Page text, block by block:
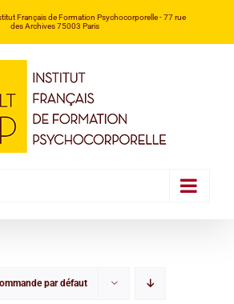
Français de Formation Psychocorporelle -77 rue
des Archives 75003 Paris
par défaut